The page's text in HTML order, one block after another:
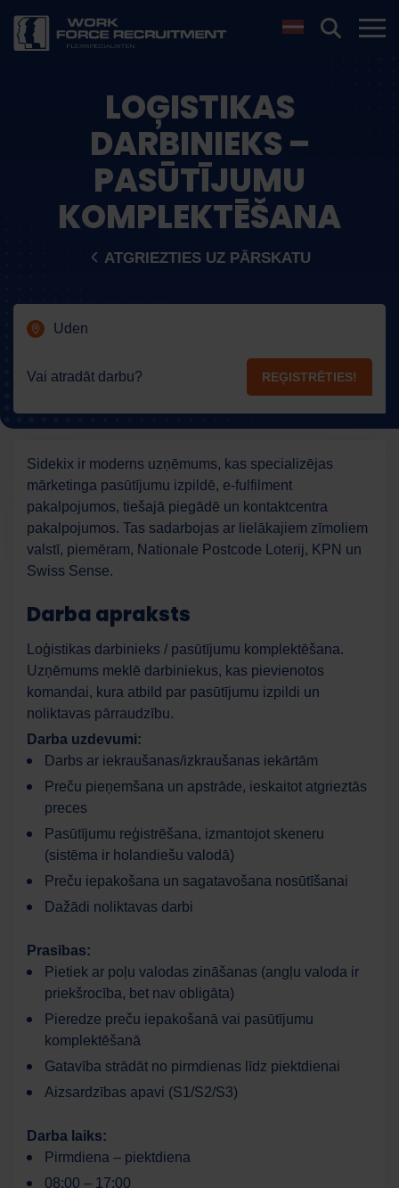
LOĢISTIKAS
DARBINIEKS –
PASŪTĪJUMU
KOMPLEKTĒŠANA
ATGRIEZTIES UZ PĀRSKATU
Uden
Vai atradāt darbu? REĢISTRĒTIES!
Sidekix ir moderns uzņēmums, kas specializējas
mārketinga pasūtījumu izpildē, e-fulfilment
pakalpojumos, tiešajā piegādē un kontaktcentra
pakalpojumos. Tas sadarbojas ar lielākajiem zīmoliem
valstī, piemēram, Nationale Postcode Loterij, KPN un
Swiss Sense.
Darba apraksts
Loģistikas darbinieks / pasūtījumu komplektēšana.
Uzņēmums meklē darbiniekus, kas pievienotos
komandai, kura atbild par pasūtījumu izpildi un
noliktavas pārraudzību.
Darba uzdevumi:
Darbs ar iekraušanas/izkraušanas iekārtām
Preču pieņemšana un apstrāde, ieskaitot atgrieztās
preces
Pasūtījumu reģistrēšana, izmantojot skeneru
(sistēma ir holandiešu valodā)
Preču iepakošana un sagatavošana nosūtīšanai
Dažādi noliktavas darbi
Prasības:
Pietiek ar poļu valodas zināšanas (angļu valoda ir
priekšrocība, bet nav obligāta)
Pieredze preču iepakošanā vai pasūtījumu
komplektēšanā
Gatavība strādāt no pirmdienas līdz piektdienai
Aizsardzības apavi (S1/S2/S3)
Darba laiks:
Pirmdiena – piektdiena
08:00 – 17:00
Labdien! Ar varu jums šodien palīdzēt?